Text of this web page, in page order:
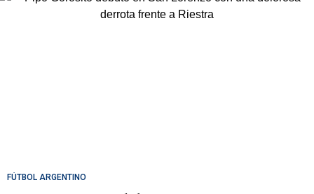
FÚTBOL ARGENTINO